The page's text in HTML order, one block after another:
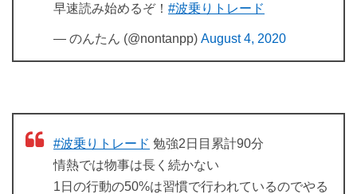
早速読み始めるぞ！ #波乗りトレード
— のんたん (@nontanpp) August 4, 2020
#波乗りトレード 勉強2日目累計90分
情熱では物事は長く続かない
1日の行動の50%は習慣で行われているのでやる